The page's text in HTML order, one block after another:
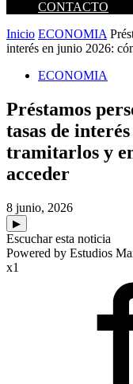
CONTACTO
Inicio ECONOMIA
interés en junio 2026:
ECONOMIA
Préstamos
tasas de
tramitarlos y
acceder
8 junio, 2026
▶
Escuchar esta noticia
Powered by Estudios
x1